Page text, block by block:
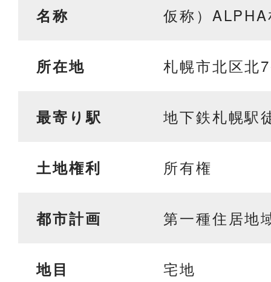
名称 仮称）
所在地 札幌市北区北
最寄り駅 地下鉄札幌駅
土地権利 所有権
都市計画 第一種住居地
地目 宅地